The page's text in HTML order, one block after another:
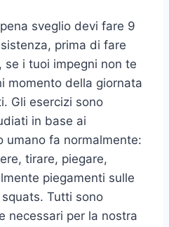
sveglio devi fare 9
prima di fare
se i tuoi impegni non te
momento della giornata
Gli esercizi sono
in base ai
umano fa normalmente:
tirare, piegare,
piegamenti sulle
Tutti sono
necessari per la nostra